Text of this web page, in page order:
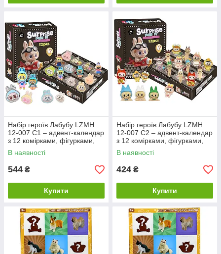
Набір героїв Лабубу LZMH
12-007 C1 – адвент-календар
з 12 комірками, фігурками,
м’якими значками та
аксесуарами
В наявності
544 ₴
Купити
Набір героїв Лабубу LZMH
12-007 C2 – адвент-календар
з 12 комірками, фігурками,
м’якими значками та
аксесуарами
В наявності
424 ₴
Купити